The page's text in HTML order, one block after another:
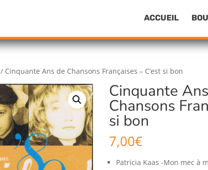
ACCUEIL
/ Cinquante Ans de Chansons Françaises – C’est si bon
Cinquante
Chansons
si bon
7,00€
Patricia Kaas -Mon mec à